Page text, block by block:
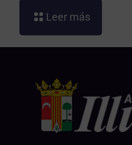
Leer más